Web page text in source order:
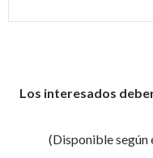
Los interesados
(Disponible según